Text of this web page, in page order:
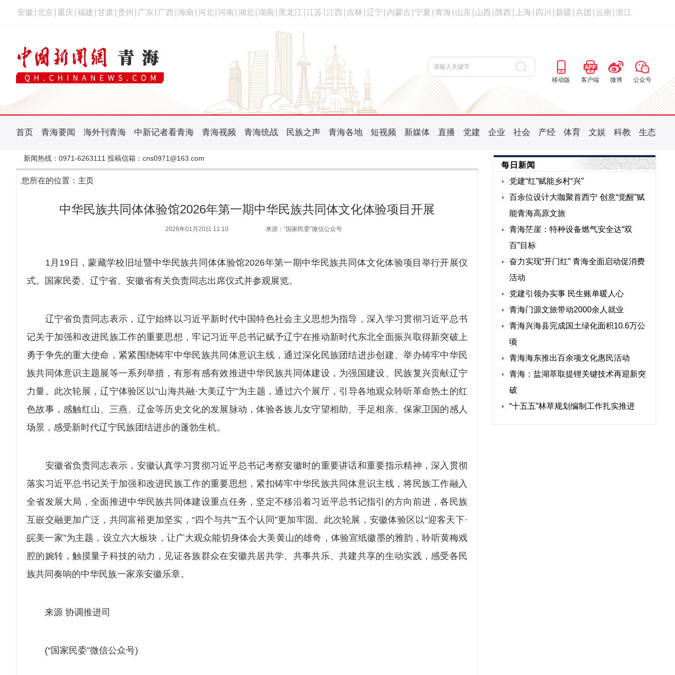
安徽 北京 重庆 福建 甘肃 贵州 广东 广西 海南 河北 河南 湖北 湖南 黑龙江 江苏 江西 吉林 辽宁 内蒙古 宁夏 青海 山东 山西 陕西 上海 四川 新疆 兵团 云南 浙江
移动版 客户端 微博 公众号
首页 青海要闻 海外刊青海 中新记者看青海 青海视频 青海统战 民族之声 青海各地 短视频 新媒体 直播 党建 企业 社会 产经 体育 文娱 科教 生态
新闻热线：0971-6263111 投稿信箱：cns0971@163.com
您所在的位置： 主页
中华民族共同体体验馆2026年第一期中华民族共同体文化体验项目开展
2026年01月20日 11:10 来源：“国家民委”微信公众号
1月19日，蒙藏学校旧址暨中华民族共同体体验馆2026年第一期中华民族共同体文化体验项目举行开展仪
式。国家民委、辽宁省、安徽省有关负责同志出席仪式并参观展览。
辽宁省负责同志表示，辽宁始终以习近平新时代中国特色社会主义思想为指导，深入学习贯彻习近平总书
记关于加强和改进民族工作的重要思想，牢记习近平总书记赋予辽宁在推动新时代东北全面振兴取得新突破上
勇于争先的重大使命，紧紧围绕铸牢中华民族共同体意识主线，通过深化民族团结进步创建、举办铸牢中华民
族共同体意识主题展等一系列举措，有形有感有效推进中华民族共同体建设，为强国建设、民族复兴贡献辽宁
力量。此次轮展，辽宁体验区以“山海共融·大美辽宁”为主题，通过六个展厅，引导各地观众聆听革命热土的红
色故事，感触红山、三燕、辽金等历史文化的发展脉动，体验各族儿女守望相助、手足相亲、保家卫国的感人
场景，感受新时代辽宁民族团结进步的蓬勃生机。
安徽省负责同志表示，安徽认真学习贯彻习近平总书记考察安徽时的重要讲话和重要指示精神，深入贯彻
落实习近平总书记关于加强和改进民族工作的重要思想，紧扣铸牢中华民族共同体意识主线，将民族工作融入
全省发展大局，全面推进中华民族共同体建设重点任务，坚定不移沿着习近平总书记指引的方向前进，各民族
互嵌交融更加广泛，共同富裕更加坚实，“四个与共”“五个认同”更加牢固。此次轮展，安徽体验区以“迎客天下·
皖美一家”为主题，设立六大板块，让广大观众能切身体会大美黄山的雄奇，体验宣纸徽墨的雅韵，聆听黄梅戏
腔的婉转，触摸量子科技的动力，见证各族群众在安徽共居共学、共事共乐、共建共享的生动实践，感受各民
族共同奏响的中华民族一家亲安徽乐章。
来源 协调推进司
(“国家民委”微信公众号)
每日新闻
党建“红”赋能乡村“兴”
百余位设计大咖聚首西宁 创意“觉醒”赋
能青海高原文旅
青海茫崖：特种设备燃气安全达“双
百”目标
奋力实现“开门红” 青海全面启动促消费
活动
党建引领办实事 民生账单暖人心
青海门源文旅带动2000余人就业
青海兴海县完成国土绿化面积10.6万公
顷
青海海东推出百余项文化惠民活动
青海：盐湖萃取提锂关键技术再迎新突
破
“十五五”林草规划编制工作扎实推进